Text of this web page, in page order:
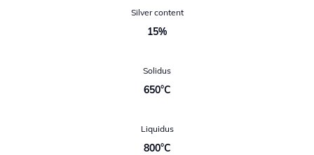
Silver content
15%
Solidus
650°C
Liquidus
800°C